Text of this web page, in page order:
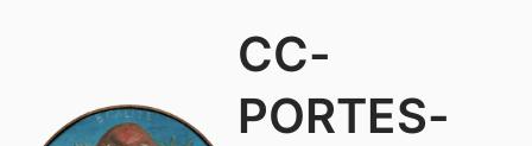
CC-
PORTES-